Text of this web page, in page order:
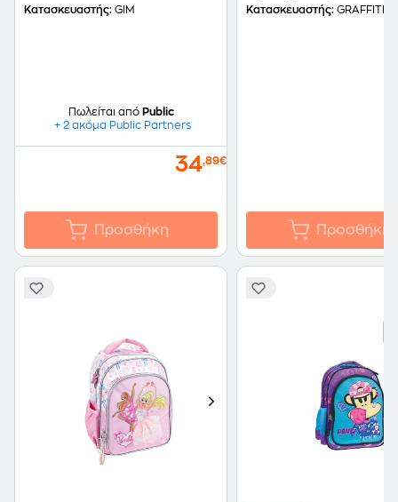
Κατασκευαστής: GIM
Πωλείται από Public
+ 2 ακόμα Public Partners
34,89€
Προσθήκη
Graffiti
Κατασκευαστής: GRAFFITI
Προσθήκη